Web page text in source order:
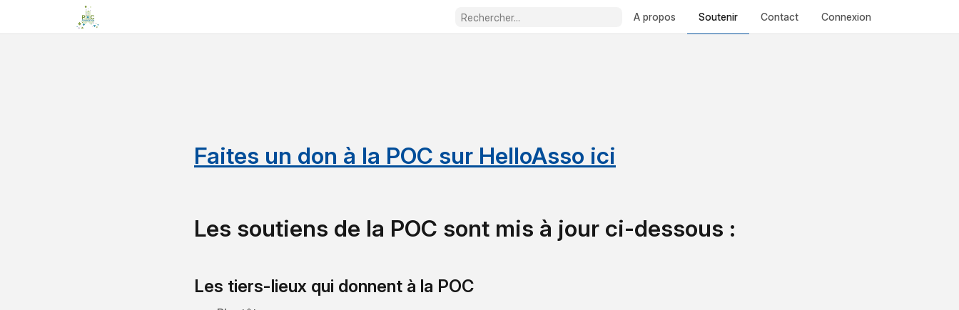
A propos Soutenir Contact Connexion
Faites un don à la POC sur HelloAsso ici
Les soutiens de la POC sont mis à jour ci-dessous :
Les tiers-lieux qui donnent à la POC